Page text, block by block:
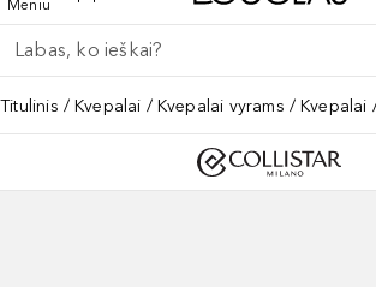
Meniu
Grįžk atgal
Vykdykite paiešką
Titulinis Kvepalai Kvepalai vyrams Kvepalai